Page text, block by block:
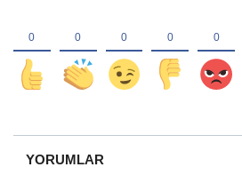
YORUMLAR